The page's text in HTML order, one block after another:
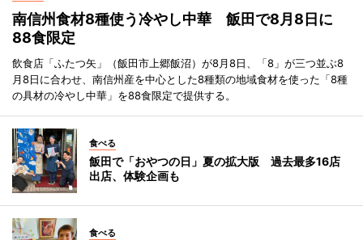
南信州食材8種使う冷やし中華 飯田で8月8日に
88食限定
飲食店「ふたつ矢」（飯田市上郷飯沼）が8月8日、「8」が三つ並ぶ8
月8日に合わせ、南信州産を中心とした8種類の地域食材を使った「8種
の具材の冷やし中華」を88食限定で提供する。
食べる
飯田で「おやつの日」夏の拡大版 過去最多16店
出店、体験企画も
食べる